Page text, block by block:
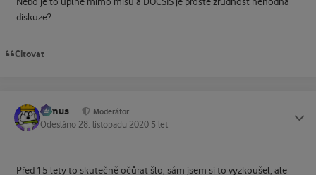
diskuze?
Citovat
tomus Moderátor
Odesláno 28. listopadu 2020 5 let
Před 15 lety to skutečně očůrat šlo, sám jsem si to vyzkoušel, ale